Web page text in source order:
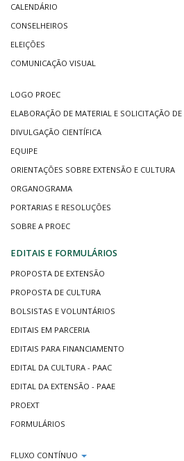
CALENDÁRIO
CONSELHEIROS
ELEIÇÕES
COMUNICAÇÃO VISUAL
LOGO PROEC
ELABORAÇÃO DE MATERIAL E SOLICITAÇÃO
DIVULGAÇÃO CIENTÍFICA
EQUIPE
ORIENTAÇÕES SOBRE EXTENSÃO E CULTURA
ORGANOGRAMA
PORTARIAS E RESOLUÇÕES
SOBRE A PROEC
EDITAIS E FORMULÁRIOS
PROPOSTA DE EXTENSÃO
PROPOSTA DE CULTURA
BOLSISTAS E VOLUNTÁRIOS
EDITAIS EM PARCERIA
EDITAIS PARA FINANCIAMENTO
EDITAL DA CULTURA - PAAC
EDITAL DA EXTENSÃO - PAAE
PROEXT
FORMULÁRIOS
FLUXO CONTÍNUO